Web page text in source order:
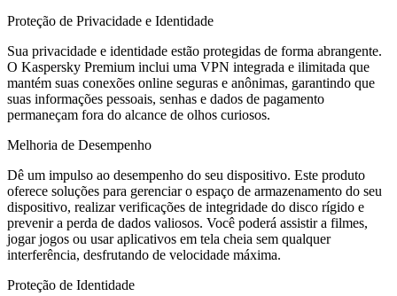
Proteção de Privacidade e Identidade
Sua privacidade e identidade estão protegidas de forma abrangente.
O Kaspersky Premium inclui uma VPN integrada e ilimitada que
mantém suas conexões online seguras e anônimas, garantindo que
suas informações pessoais, senhas e dados de pagamento
permaneçam fora do alcance de olhos curiosos.
Melhoria de Desempenho
Dê um impulso ao desempenho do seu dispositivo. Este produto
oferece soluções para gerenciar o espaço de armazenamento do seu
dispositivo, realizar verificações de integridade do disco rígido e
prevenir a perda de dados valiosos. Você poderá assistir a filmes,
jogar jogos ou usar aplicativos em tela cheia sem qualquer
interferência, desfrutando de velocidade máxima.
Proteção de Identidade